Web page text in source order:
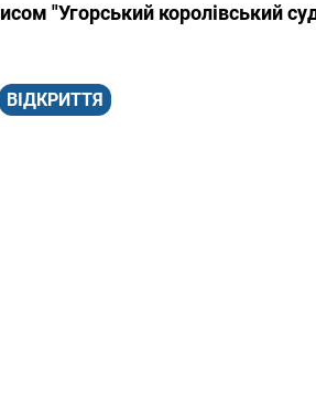
"Угорський королівський
ВІДКРИТТЯ